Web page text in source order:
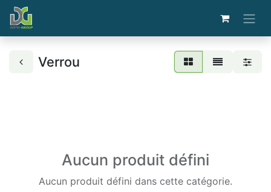
Verrou
Aucun produit défini
Aucun produit défini dans cette catégorie.